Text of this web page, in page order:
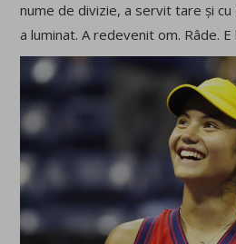
nume de divizie, a servit tare și
a luminat. A redevenit om. Râde. E